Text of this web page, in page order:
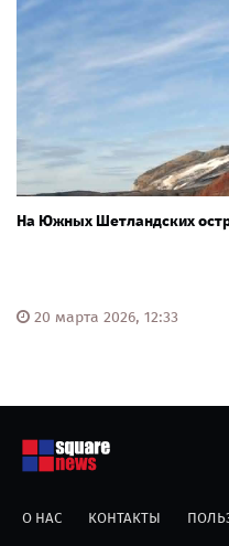
На Южных Шетландских
20 марта 2026, 12:33
О НАС КОНТАКТЫ